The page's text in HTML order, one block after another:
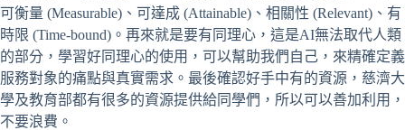
可衡量 (Measurable)、可達成 (Attainable)、相關性 (Relevant)、有
時限 (Time-bound)。再來就是要有同理心，這是AI無法取代人類
的部分，學習好同理心的使用，可以幫助我們自己，來精確定義
服務對象的痛點與真實需求。最後確認好手中有的資源，慈濟大
學及教育部都有很多的資源提供給同學們，所以可以善加利用，
不要浪費。